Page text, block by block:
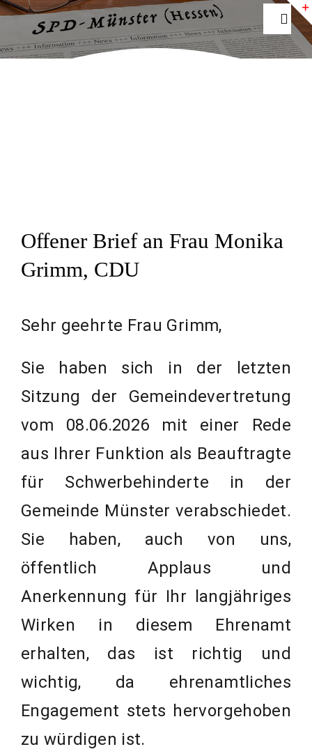
Zum
Inhalt
springen
Newsletter
Offener Brief an Frau Monika
Grimm, CDU
Sehr geehrte Frau Grimm,
Sie haben sich in der letzten
Sitzung der Gemeindevertretung
vom 08.06.2026 mit einer Rede
aus Ihrer Funktion als Beauftragte
für Schwerbehinderte in der
Gemeinde Münster verabschiedet.
Sie haben, auch von uns,
öffentlich Applaus und
Anerkennung für Ihr langjähriges
Wirken in diesem Ehrenamt
erhalten, das ist richtig und
wichtig, da ehrenamtliches
Engagement stets hervorgehoben
zu würdigen ist.